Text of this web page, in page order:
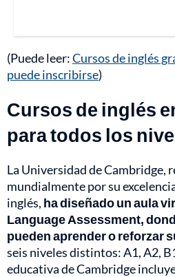
(Puede leer:Cursos de inglés
puede inscribirse)
Cursos de inglés
para todos los
La Universidad de Cambridge,
mundialmente por su
inglés, ha diseñado un aula
Language Assessment,
pueden aprender o reforzar
seis niveles distintos: A1, A2,
educativa de Cambridge